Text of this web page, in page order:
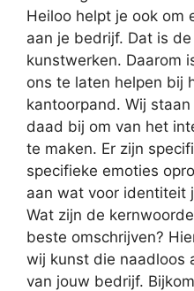
Heiloo helpt je ook om
aan je bedrijf. Dat is
kunstwerken. Daarom
ons te laten helpen bij
kantoorpand. Wij
daad bij om van het
te maken. Er zijn
specifieke emoties
aan wat voor identiteit
Wat zijn de
beste omschrijven?
wij kunst die naadloos
van jouw bedrijf.